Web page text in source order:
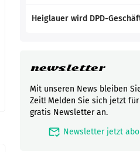
Heiglauer wird DPD-
newsletter
Mit unseren News bleiben
Zeit! Melden Sie sich jetzt
gratis Newsletter an.
mark_email_read Newsletter jetzt